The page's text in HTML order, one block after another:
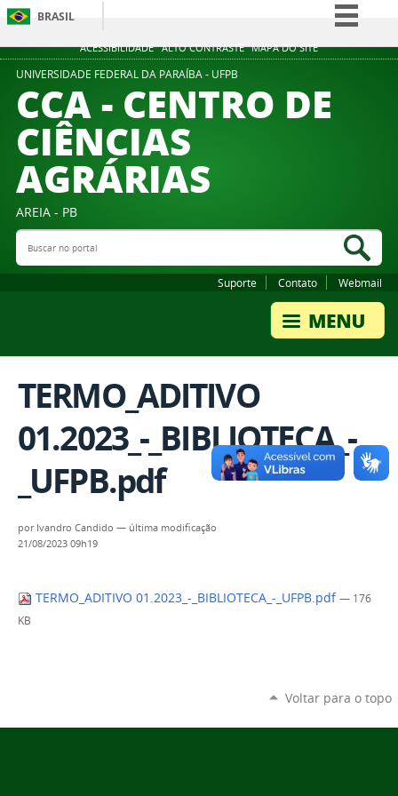
ACESSIBILIDADE ALTO CONTRASTE MAPA DO SITE
BRASIL
Simplifique!
Participe
UNIVERSIDADE FEDERAL DA PARAÍBA - UFPB
CCA - CENTRO DE
CIÊNCIAS
AGRÁRIAS
AREIA - PB
Buscar no portal
Suporte Contato Webmail
TERMO_ADITIVO
01.2023_-_BIBLIOTECA_-
_UFPB.pdf
por Ivandro Candido — última modificação
21/08/2023 09h19
TERMO_ADITIVO 01.2023_-_BIBLIOTECA_-_UFPB.pdf — 176
KB
Voltar para o topo